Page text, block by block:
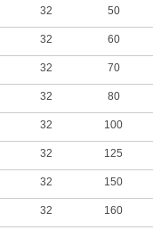
32 50
32 60
32 70
32 80
32 100
32 125
32 150
32 160